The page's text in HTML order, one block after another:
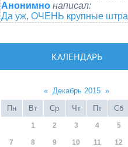
Анонимно написал:
Да уж, ОЧЕНЬ крупные штра
КАЛЕНДАРЬ
« Декабрь 2015 »
Пн
Вт Ср Чт Пт Сб
1 2 3 4 5
7 8 9 10 11 12